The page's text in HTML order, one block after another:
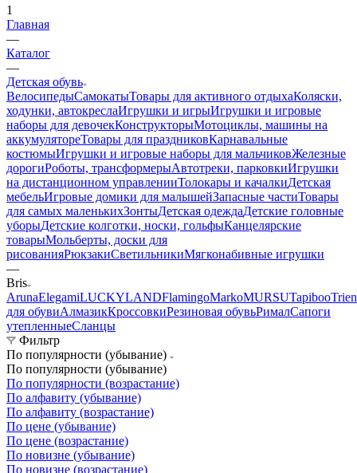
1
Главная
—
Каталог
—
Детская обувь
ВелосипедыСамокатыТовары для активного отдыхаКоляски,
ходунки, автокреслаИгрушки и игрыИгрушки и игровые
наборы для девочекКонструкторыМотоциклы, машины на
аккумулятореТовары для праздниковКарнавальные
костюмыИгрушки и игровые наборы для мальчиковЖелезные
дорогиРоботы, трансформерыАвтотреки, парковкиИгрушки
на дистанционном управленииТолокары и качалкиДетская
мебельИгровые домики для малышейЗапасные частиТовары
для самых маленькихЗонтыДетская одеждаДетские головные
уборыДетские колготки, носки, гольфыКанцелярские
товарыМольберты, доски для
рисованияРюкзакиСветильникиМягконабивные игрушки
—
Bris
ArunaElegamiLUCKYLANDFlamingoMarkoMURSUTapibooTrien
для обувиАлмазикКроссовкиРезиновая обувьРималСапоги
утепленныеСланцы
Фильтр
По популярности (убывание)
По популярности (убывание)
По популярности (возрастание)
По алфавиту (убывание)
По алфавиту (возрастание)
По цене (убывание)
По цене (возрастание)
По новизне (убывание)
По новизне (возрастание)